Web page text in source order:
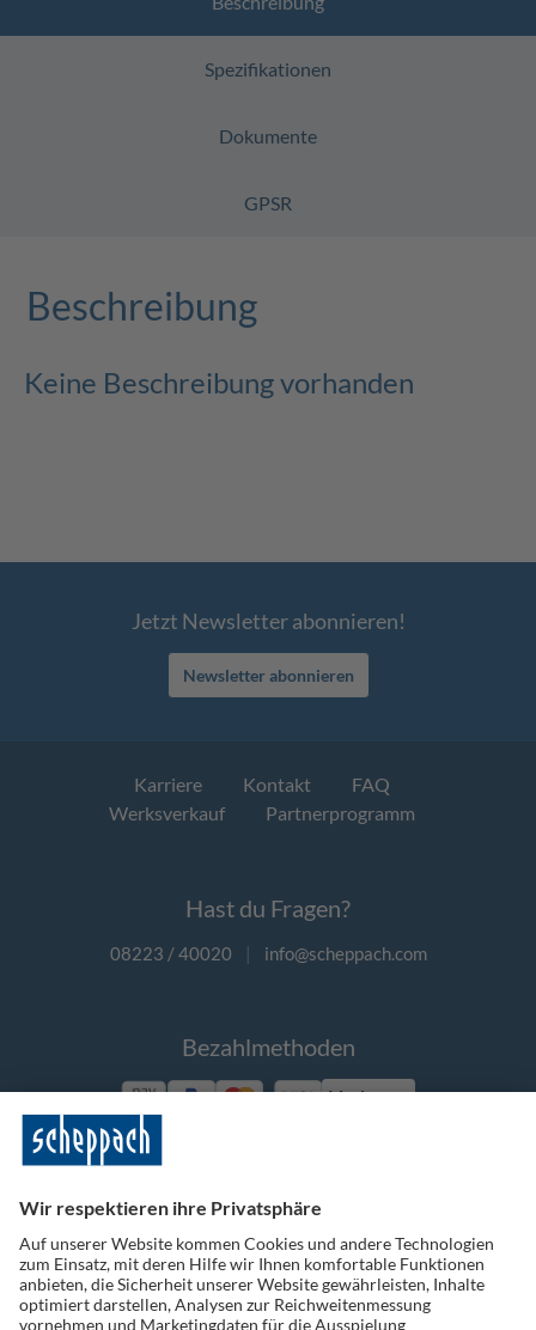
Spezifikationen
Dokumente
GPSR
Beschreibung
Keine Beschreibung vorhanden
Jetzt Newsletter abonnieren!
Newsletter abonnieren
Karriere Kontakt
FAQ
Werksverkauf
Partnerprogramm
Hast du Fragen?
08223 / 40020 | info@scheppach.com
Bezahlmethoden
Vorkasse
Folge uns auf Social Media